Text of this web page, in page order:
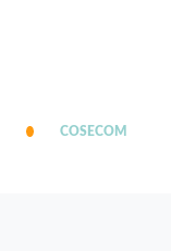
COSECOM